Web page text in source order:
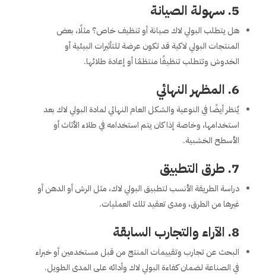
5. سهولة الصيانة
هل يتطلب البولي لاك صيانة أو تنظيف خاص؟ مثلًا، بعض
المنتجات البولي لاكية قد تكون عرضة للتأثيرات البيئية أو
الخدوش وتتطلب تنظيفًا منتظمًا أو إعادة طلائها.
6. المظهر النهائي
يُنظر أيضًا في النوعية والشكل العام النهائي لمادة البولي لاك بعد
استخدامها، وخاصة إذا كان يتم استخدامه في طلاء الأثاث أو
الأسطح الخشبية.
7. طرق التطبيق
دراسة الطريقة الأنسب لتطبيق البولي لاك، مثل الرش أو الدهن أو
غيرها من الطرق، ومدى تعقيد تلك العمليات.
8. الآراء والتجارب السابقة
البحث عن تجارب وتقييمات المنتج من قبل مستخدمين أو خبراء
في الصناعة لضمان كفاءة البولي لاك وأدائه على المدى الطويل.